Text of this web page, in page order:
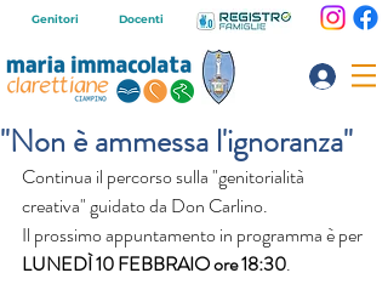
Genitori Docenti
"Non è ammessa l'ignoranza"
Continua il percorso sulla "genitorialità
creativa" guidato da Don Carlino.
Il prossimo appuntamento in programma è per
LUNEDÌ 10 FEBBRAIO ore 18:30.